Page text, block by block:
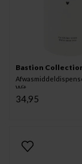
Bastion
Wit
34,95